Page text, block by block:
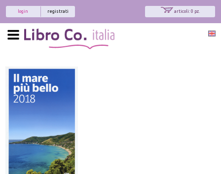
articoli: 0 pz.
registrati
login